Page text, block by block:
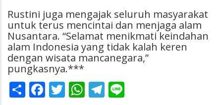
Rustini juga mengajak seluruh masyarakat
untuk terus mencintai dan menjaga alam
Nusantara. “Selamat menikmati keindahan
alam Indonesia yang tidak kalah keren
dengan wisata mancanegara,”
pungkasnya.***
ShareFacebook
Twitter
WhatsApp
Telegram